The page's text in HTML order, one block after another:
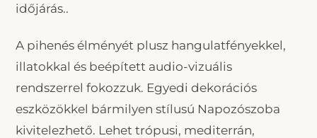
időjárás..
A pihenés élményét plusz hangulatfényekkel,
illatokkal és beépített audio-vizuális
rendszerrel fokozzuk. Egyedi dekorációs
eszközökkel bármilyen stílusú Napozószoba
kivitelezhető. Lehet trópusi, mediterrán,